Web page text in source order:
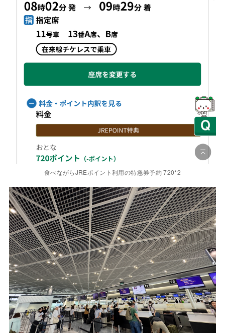
食べながらJREポイント利用の特急券予約 720*2